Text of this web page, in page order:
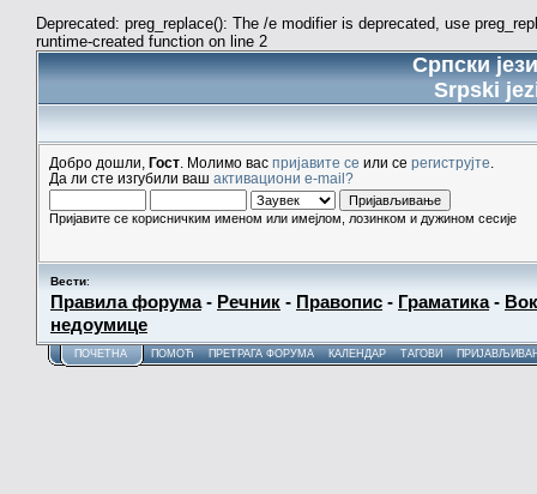
Deprecated: preg_replace(): The /e modifier is deprecated, use
runtime-created function on line 2
Српски
Srpski
Добро дошли, Гост . Молимо вас пријавите се или се региструјте
Да ли сте изгубили ваш активациони e-mail?
Пријавите се корисничким именом или имејлом, лозинком и дужином сесије
Вести:
Правила форума- Речник - Правопис - Граматика-
недоумице
ПОЧЕТНА ПОМОЋ ПРЕТРАГА ФОРУМА КАЛЕНДАР ТАГОВИ